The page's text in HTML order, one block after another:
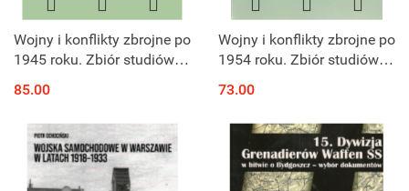
Wojny i konflikty zbrojne po
1945 roku. Zbiór studiów.
85.00
Wojny i konflikty zbrojne po
1954 roku. Zbiór studiów.
73.00